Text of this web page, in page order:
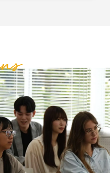
・国際英語コミュニケ
教育専攻50名）
許状「英語」
授業を通して
ばせる英語科教
す！
られる資質と能
身につけ、英語